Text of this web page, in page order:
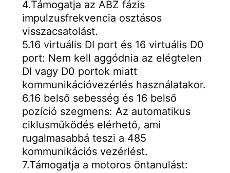
4.Támogatja az ABZ fázis
impulzusfrekvencia osztásos
visszacsatolást.
5.16 virtuális DI port és 16 virtuális D0
port: Nem kell aggódnia az elégtelen
DI vagy D0 portok miatt
kommunikációvezérlés használatakor.
6.16 belső sebesség és 16 belső
pozíció szegmens: Az automatikus
ciklusműködés elérhető, ami
rugalmasabbá teszi a 485
kommunikációs vezérlést.
7.Támogatja a motoros öntanulást: